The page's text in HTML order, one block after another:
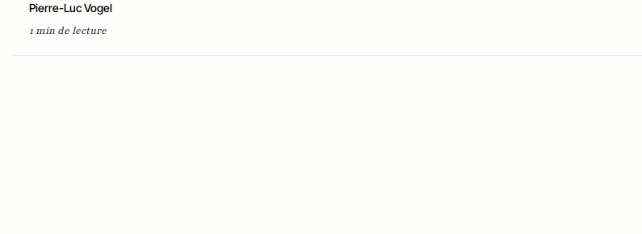
Pierre-Luc Vogel
1 min de lecture